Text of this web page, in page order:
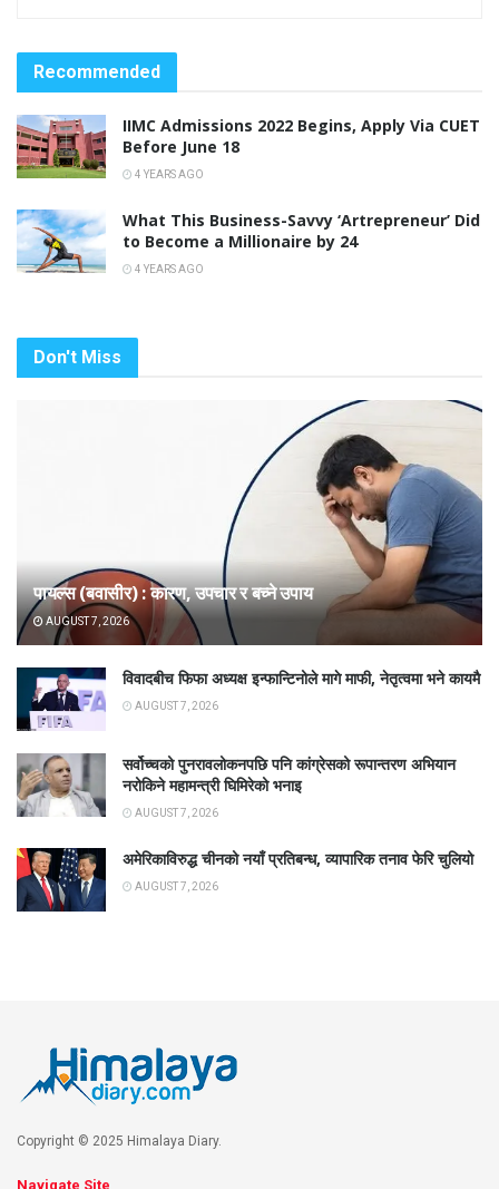
Recommended
IIMC Admissions 2022 Begins, Apply Via CUET
Before June 18
4 YEARS AGO
What This Business-Savvy ‘Artrepreneur’ Did
to Become a Millionaire by 24
4 YEARS AGO
Don't Miss
पायल्स (बवासीर) : कारण, उपचार र बच्ने उपाय
AUGUST 7, 2026
विवादबीच फिफा अध्यक्ष इन्फान्टिनोले मागे माफी, नेतृत्वमा भने कायमै
AUGUST 7, 2026
सर्वोच्चको पुनरावलोकनपछि पनि कांग्रेसको रूपान्तरण अभियान
नरोकिने महामन्त्री घिमिरेको भनाइ
AUGUST 7, 2026
अमेरिकाविरुद्ध चीनको नयाँ प्रतिबन्ध, व्यापारिक तनाव फेरि चुलियो
AUGUST 7, 2026
Copyright © 2025 Himalaya Diary.
Navigate Site